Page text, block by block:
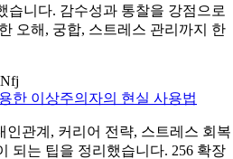
습니다. 감수성과 통찰을 강점으로
오해, 궁합, 스트레스 관리까지 한
한 이상주의자의 현실 사용법
인관계, 커리어 전략, 스트레스 회복
되는 팁을 정리했습니다. 256 확장